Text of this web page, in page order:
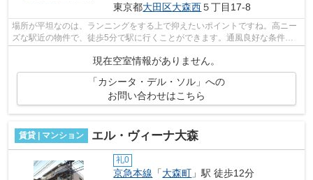
東京都大田区大森西５丁目17-8
場所が平坦なのは、ランニングをする上で抑えたいポイントですね。高ニー
ズな駅近の物件で、徒歩5分で駅に行くことができます。通風良好な条件は
健康面でも大切です。そんな観点からも...
現在空室情報がありません。
「カシータ・デル・ソル」への
お問い合わせはこちら
賃貸 | マンション エル・ヴィーナ大森
礼0
京急本線 「大森町 」駅 徒歩12分